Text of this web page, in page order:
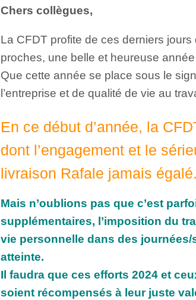
Chers collègues,
La CFDT profite de ces derniers
proches, une belle et heureuse
Que cette année se place sous le
l’entreprise et de qualité de vie au
En ce début d’année, la
dont l’engagement et le
livraison Rafale jamais égalé.
Mais n’oublions pas que c’est
supplémentaires, l’imposition du
vie personnelle dans des
atteinte.
Il faudra que ces efforts 2024 et
soient récompensés à leur juste